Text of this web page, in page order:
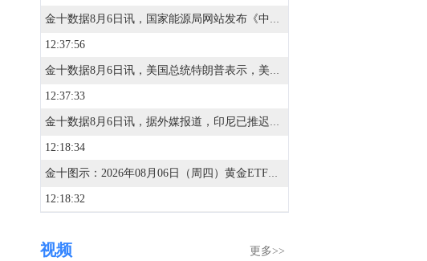
金十数据8月6日讯，国家能源局网站发布《中国核电发展报告（2026）》。报告显示，2025年全国核电发电量4852亿千瓦时，同比增长7.6%，占全国总发电量4.6%，占非化石能源发电量11.4%；机组平均利用小时数7809小时，同比增加126小时。福建省核电发电量占全省发电量28.1%，居全国首位，辽宁、海南、广东占比分别达20.9%、18.5%、16.9%。
12:37:56
金十数据8月6日讯，美国总统特朗普表示，美国拥有大量“弹药”，尤其是某些特定类型的。此外，还有大量弹药正在根据需要被制造并运往美国。美国国防企业正在建设我国历史上数量最多的工厂和生产基地。那些泄露叛国言论的“泄密者”正被追捕，将面临长期监禁！
12:37:33
金十数据8月6日讯，据外媒报道，印尼已推迟对电商平台上的本地卖家征收 0.5%所得税的计划，理由是担心经济增长和消费者购买力。印尼税务部门周三晚间表示，该国电子商务平台将从11月1日起开始为平台卖家代收所得税。印尼财政部长表示，该政策原定于8月1日生效，但将推迟到经济状况改善后再实施。根据该计划，被指定的电商平台将按照卖家营业额总额的0.5%代收《所得税法》第22条规定的所得税，其中不包括增值税。此前，Tokopedia、Shopee、Lazada和Blibli已被指定为税收代收平台。
12:18:34
金十图示：2026年08月06日（周四）黄金ETF持仓报告
12:18:32
12:03:49 更多>>
视频